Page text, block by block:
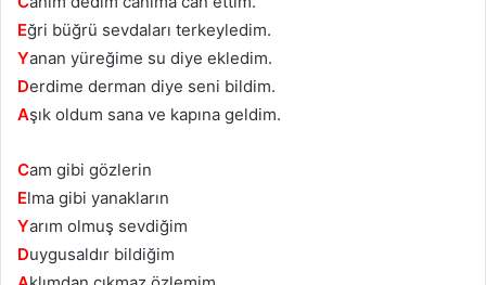
Eğri büğrü sevdaları terkeyledim.
Yanan yüreğime su diye ekledim.
Derdime derman diye seni bildim.
Aşık oldum sana ve kapına geldim.
Cam gibi gözlerin
Elma gibi yanakların
Yarım olmuş sevdiğim
Duygusaldır bildiğim